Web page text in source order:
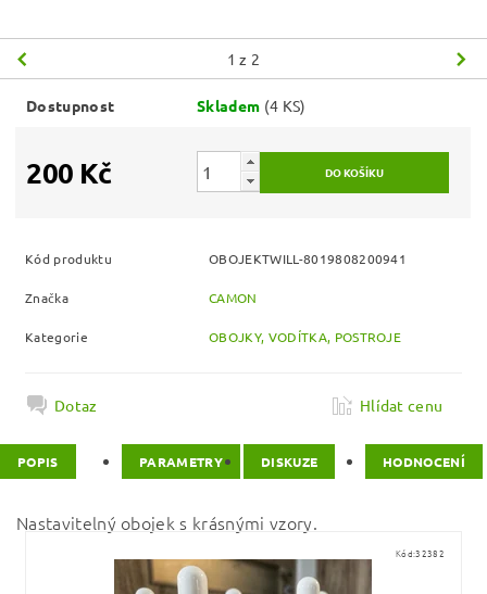
1 z 2
Dostupnost Skladem (4 KS)
200 Kč
Kód produktu OBOJEKTWILL-8019808200941
Značka CAMON
Kategorie OBOJKY, VODÍTKA, POSTROJE
Dotaz Hlídat cenu
POPIS PARAMETRY DISKUZE HODNOCENÍ
Nastavitelný obojek s krásnými vzory.
Kód:32382